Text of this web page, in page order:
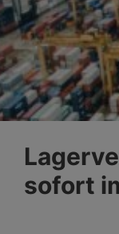
sofort